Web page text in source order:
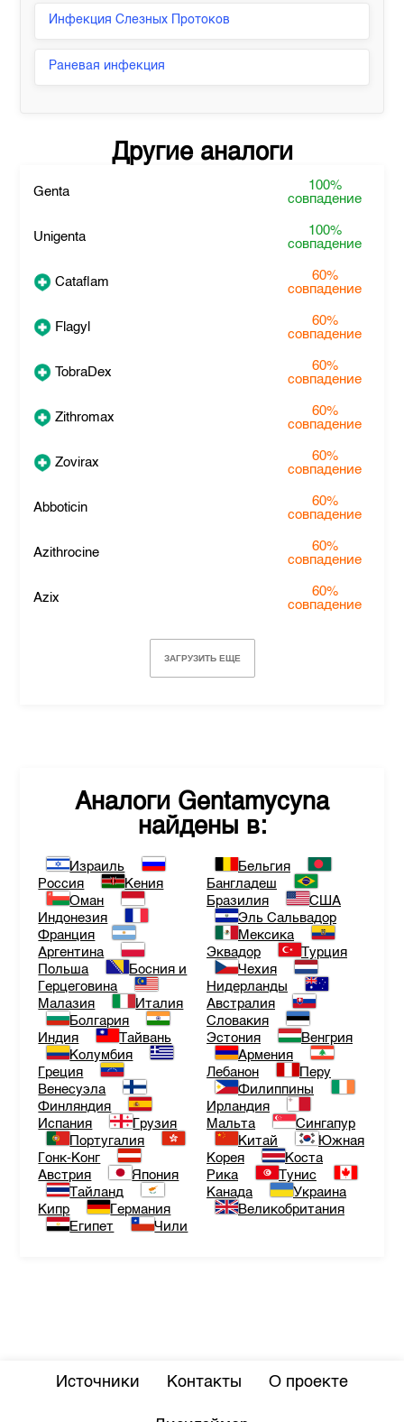
Инфекция Слезных Протоков
Раневая инфекция
Другие аналоги
Genta
100%
совпадение
Unigenta
100%
совпадение
Cataflam
60%
совпадение
Flagyl
60%
совпадение
TobraDex
60%
совпадение
Zithromax
60%
совпадение
Zovirax
60%
совпадение
Abboticin
60%
совпадение
Azithrocine
60%
совпадение
Azix
60%
совпадение
ЗАГРУЗИТЬ ЕЩЕ
Аналоги Gentamycyna
найдены в:
Израиль
Россия
Кения
Оман
Индонезия
Франция
Аргентина
Польша
Босния и
Герцеговина
Малазия
Италия
Болгария
Индия
Тайвань
Колумбия
Греция
Венесуэла
Финляндия
Испания
Грузия
Португалия
Гонк-Конг
Австрия
Япония
Тайланд
Кипр
Германия
Египет
Чили
Бельгия
Бангладеш
Бразилия
США
Эль Сальвадор
Мексика
Эквадор
Турция
Чехия
Нидерланды
Австралия
Словакия
Эстония
Венгрия
Армения
Лебанон
Перу
Филиппины
Ирландия
Мальта
Сингапур
Китай
Южная
Корея
Коста
Рика
Тунис
Канада
Украина
Великобритания
Источники Контакты О проекте